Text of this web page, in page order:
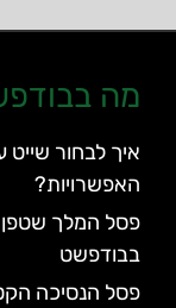
מה
איך לבחור
האפשרויות?
בבודפשט